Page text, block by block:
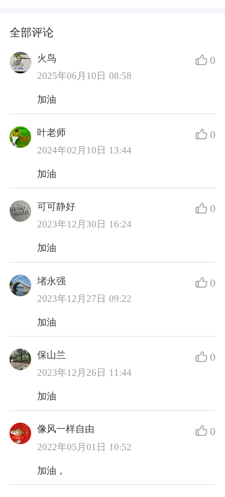
全部评论
火鸟
2025年06月10日 08:58
0
加油
叶老师
2024年02月10日 13:44
0
加油
可可静好
2023年12月30日 16:24
0
加油
堵永强
2023年12月27日 09:22
0
加油
保山兰
2023年12月26日 11:44
0
加油
像风一样自由
2022年05月01日 10:52
0
加油，